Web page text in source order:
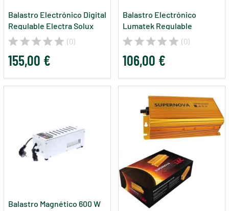
Balastro Electrónico Digital
Regulable Electra Solux
600 W
(0)
155,00 €
Balastro Electrónico
Lumatek Regulable
(0)
106,00 €
Balastro Magnético 600 W